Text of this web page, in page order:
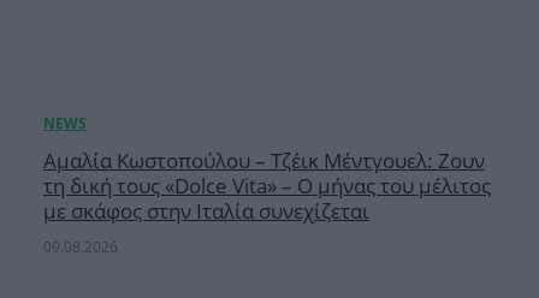
Αμαλία Κωστοπούλου – Τζέικ Μέντγουελ: Ζουν
τη δική τους «Dolce Vita» – Ο μήνας του μέλιτος
με σκάφος στην Ιταλία συνεχίζεται
09.08.2026